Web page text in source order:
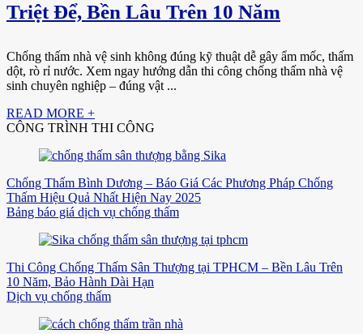
Triệt Để, Bền Lâu Trên 10 Năm
Chống thấm nhà vệ sinh không đúng kỹ thuật dễ gây ẩm mốc, thấm
dột, rò rỉ nước. Xem ngay hướng dẫn thi công chống thấm nhà vệ
sinh chuyên nghiệp – đúng vật ...
READ MORE +
CÔNG TRÌNH THI CÔNG
Chống Thấm Bình Dương – Báo Giá Các Phương Pháp Chống
Thấm Hiệu Quả Nhất Hiện Nay 2025
Bảng báo giá dịch vụ chống thấm
Thi Công Chống Thấm Sân Thượng tại TPHCM – Bền Lâu Trên
10 Năm, Bảo Hành Dài Hạn
Dịch vụ chống thấm